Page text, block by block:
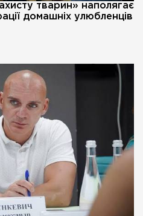
тварин» наполягає
домашніх улюбленців